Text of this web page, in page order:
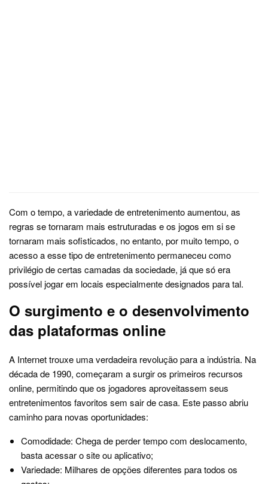
Com o tempo, a variedade de entretenimento aumentou, as
regras se tornaram mais estruturadas e os jogos em si se
tornaram mais sofisticados, no entanto, por muito tempo, o
acesso a esse tipo de entretenimento permaneceu como
privilégio de certas camadas da sociedade, já que só era
possível jogar em locais especialmente designados para tal.
O surgimento e o desenvolvimento
das plataformas online
A Internet trouxe uma verdadeira revolução para a indústria. Na
década de 1990, começaram a surgir os primeiros recursos
online, permitindo que os jogadores aproveitassem seus
entretenimentos favoritos sem sair de casa. Este passo abriu
caminho para novas oportunidades:
Comodidade: Chega de perder tempo com deslocamento,
basta acessar o site ou aplicativo;
Variedade: Milhares de opções diferentes para todos os